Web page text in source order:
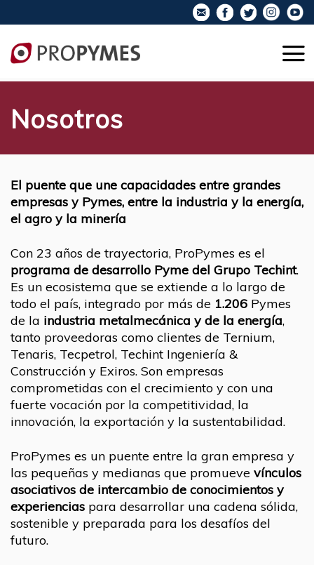
Nosotros
El puente que une capacidades entre grandes
empresas y Pymes, entre la industria y la energía,
el agro y la minería
Con 23 años de trayectoria, ProPymes es el
programa de desarrollo Pyme del Grupo Techint.
Es un ecosistema que se extiende a lo largo de
todo el país, integrado por más de 1.206 Pymes
de la industria metalmecánica y de la energía,
tanto proveedoras como clientes de Ternium,
Tenaris, Tecpetrol, Techint Ingeniería &
Construcción y Exiros. Son empresas
comprometidas con el crecimiento y con una
fuerte vocación por la competitividad, la
innovación, la exportación y la sustentabilidad.
ProPymes es un puente entre la gran empresa y
las pequeñas y medianas que promueve vínculos
asociativos de intercambio de conocimientos y
experiencias para desarrollar una cadena sólida,
sostenible y preparada para los desafíos del
futuro.